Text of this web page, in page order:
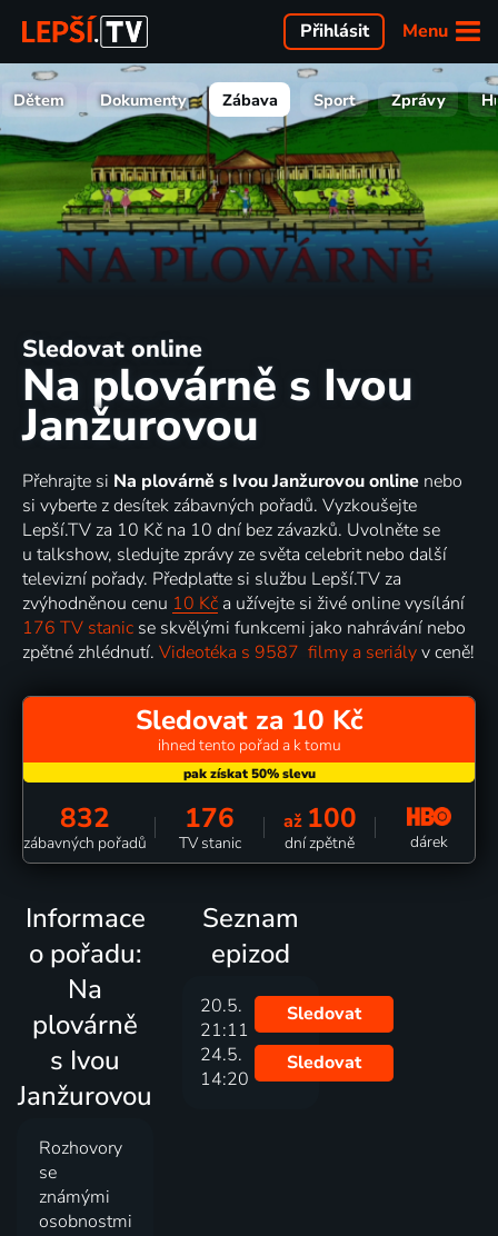
Menu
Přihlásit
Dětem Dokumenty Zábava Sport Zprávy
Sledovat online
Na plovárně s Ivou
Janžurovou
Přehrajte si Na plovárně s Ivou Janžurovou online nebo
si vyberte z desítek zábavných pořadů. Vyzkoušejte
Lepší.TV za 10 Kč na 10 dní bez závazků. Uvolněte se
u talkshow, sledujte zprávy ze světa celebrit nebo další
televizní pořady. Předplaťte si službu Lepší.TV za
zvýhodněnou cenu 10 Kč a užívejte si živé online vysílání
176 TV stanic se skvělými funkcemi jako nahrávání nebo
zpětné zhlédnutí. Videotéka s 9587 filmy a seriályv ceně!
Sledovat za 10 Kč
ihned tento pořad a k tomu
832
zábavných pořadů
176
TV stanic
až 100
dní zpětně dárek
Informace
o pořadu:
Na
plovárně
s Ivou
Janžurovou
Rozhovory
se
známými
osobnostmi
Seznam
epizod
20.5.
21:11
Sledovat
24.5.
14:20
Sledovat